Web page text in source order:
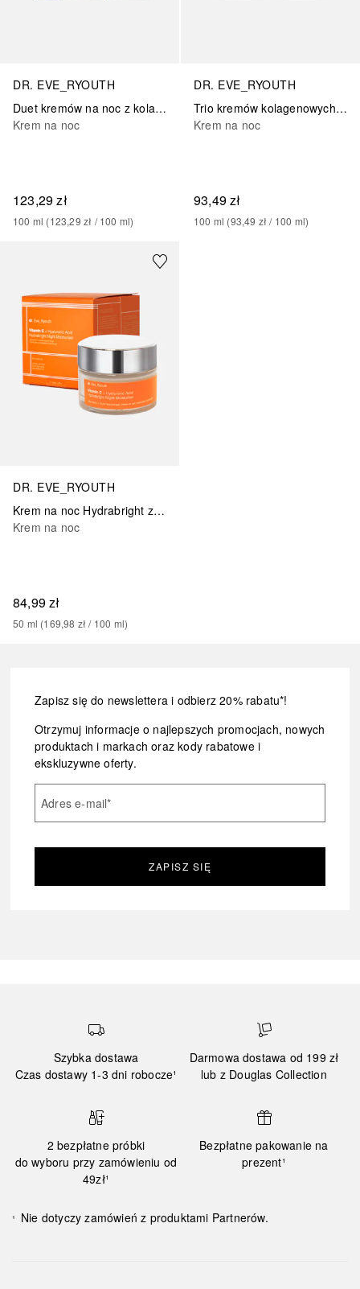
DR. EVE_RYOUTH
Duet kremów na noc z kolagenem
Krem na noc
123,29 zł
100 ml (123,29 zł / 100 ml)
DR. EVE_RYOUTH
Trio kremów kolagenowych na noc
Krem na noc
93,49 zł
100 ml (93,49 zł / 100 ml)
DR. EVE_RYOUTH
Krem na noc Hydrabright z witaminą C i kwasem hialuronowym
Krem na noc
84,99 zł
50 ml (169,98 zł / 100 ml)
Zapisz się do newslettera i odbierz 20% rabatu*!
Otrzymuj informacje o najlepszych promocjach, nowych
produktach i markach oraz kody rabatowe i
ekskluzywne oferty.
Adres e-mail*
ZAPISZ SIĘ
Szybka dostawa
Czas dostawy 1-3 dni robocze¹
Darmowa dostawa od 199 zł
lub z Douglas Collection
2 bezpłatne próbki
do wyboru przy zamówieniu od
49zł¹
Bezpłatne pakowanie na
prezent¹
¹ Nie dotyczy zamówień z produktami Partnerów.